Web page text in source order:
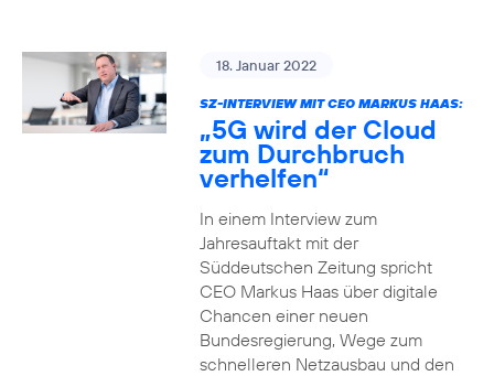
18. Januar 2022
SZ-INTERVIEW MIT CEO MARKUS HAAS:
„5G wird der Cloud
zum Durchbruch
verhelfen“
In einem Interview zum
Jahresauftakt mit der
Süddeutschen Zeitung spricht
CEO Markus Haas über digitale
Chancen einer neuen
Bundesregierung, Wege zum
schnelleren Netzausbau und den